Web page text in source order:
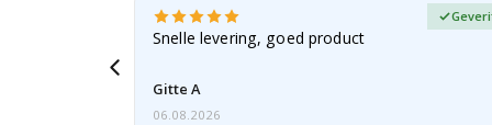
Snelle levering, goed product
Gitte A
06.08.2026